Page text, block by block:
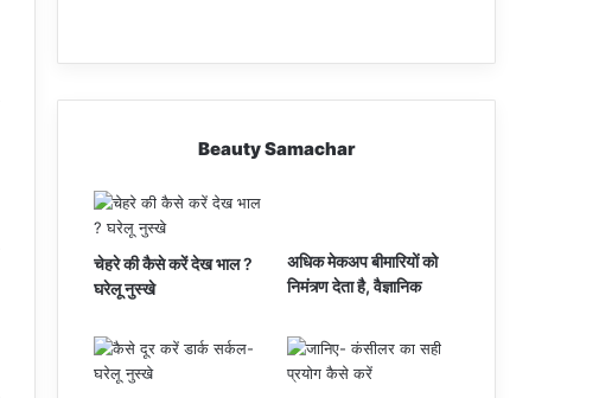
Beauty Samachar
चेहरे की कैसे करें देख भाल ?
घरेलू नुस्खे
अधिक मेकअप बीमारियों को
निमंत्र्ण देता है, वैज्ञानिक